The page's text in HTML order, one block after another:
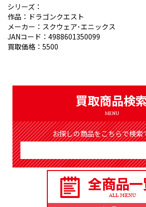
DELIVERY PURCHASE
買取お申し込み
ASSESSMENT
シリーズ：
作品：ドラゴンクエスト
メーカー：スクウェア･エニックス
JANコード：4988601350099
買取価格：5500
買取商品検索
MENU
お探しの商品をこちらで検索